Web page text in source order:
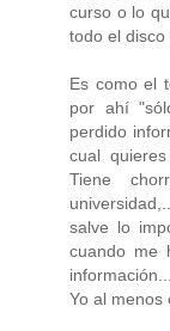
curso o lo
todo el disco
Es como el
por ahí
perdido
cual
Tiene
salve lo
cuando me
Yo al menos